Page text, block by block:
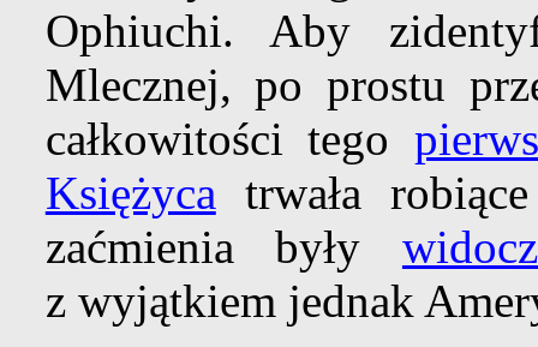
Ophiuchi. Aby
Mlecznej, po prostu
całkowitości tego
Księżyca trwała
zaćmienia były
z wyjątkiem jednak